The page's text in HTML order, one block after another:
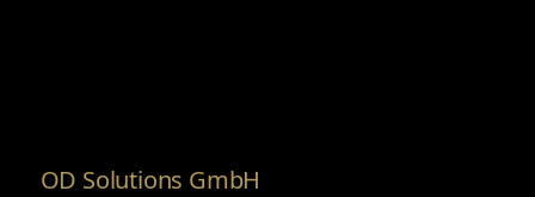
OD Solutions GmbH